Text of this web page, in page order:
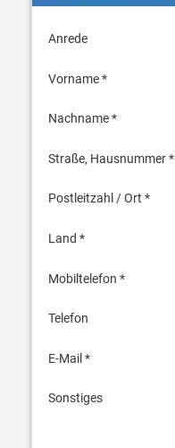
Anrede
Vorname *
Nachname *
Straße, Hausnummer *
Postleitzahl / Ort *
Land *
Mobiltelefon *
Telefon
E-Mail *
Sonstiges